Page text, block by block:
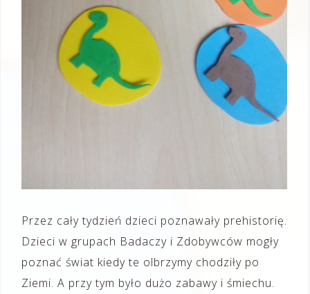
Przez cały tydzień dzieci poznawały prehistorię.
Dzieci w grupach Badaczy i Zdobywców mogły
poznać świat kiedy te olbrzymy chodziły po
Ziemi. A przy tym było dużo zabawy i śmiechu.